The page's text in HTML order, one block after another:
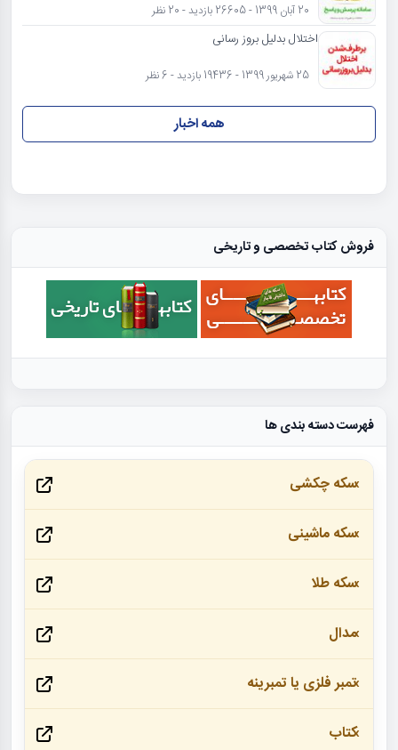
20 آبان 1399 - 26605 بازدید - 20 نظر
اختلال بدلیل بروز رسانی
25 شهریور 1399 - 19436 بازدید - 6 نظر
همه اخبار
فروش کتاب تخصصی و تاریخی
فهرست دسته بندی ها
سکه چکشی
سکه ماشینی
سکه طلا
مدال
تمبر فلزی یا تمبرینه
کتاب